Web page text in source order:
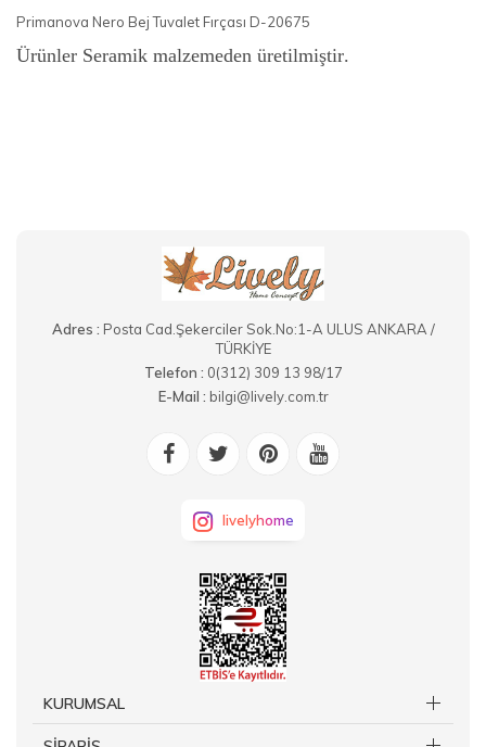
Primanova Nero Bej Tuvalet Fırçası D-20675
Ürünler Seramik malzemeden üretilmiştir.
Adres : Posta Cad.Şekerciler Sok.No:1-A ULUS ANKARA /
TÜRKİYE
Telefon : 0(312) 309 13 98/17
E-Mail : bilgi@lively.com.tr
livelyhome
KURUMSAL